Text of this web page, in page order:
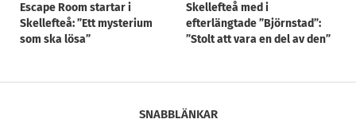
Escape Room startar i
Skellefteå: ”Ett mysterium
som ska lösa”
Skellefteå med i
efterlängtade ”Björnstad”:
”Stolt att vara en del av den”
SNABBLÄNKAR